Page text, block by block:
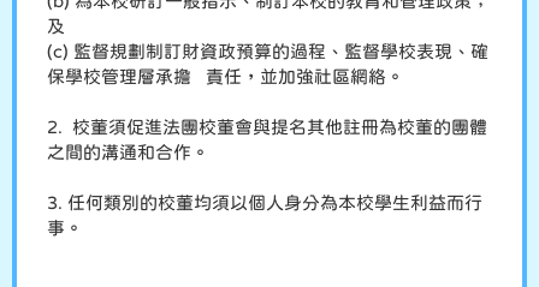
及
(c) 監督規劃制訂財資政預算的過程、監督學校表現、確
保學校管理層承擔 責任，並加強社區網絡。
2. 校董須促進法團校董會與提名其他註冊為校董的團體
之間的溝通和合作。
3. 任何類別的校董均須以個人身分為本校學生利益而行
事。